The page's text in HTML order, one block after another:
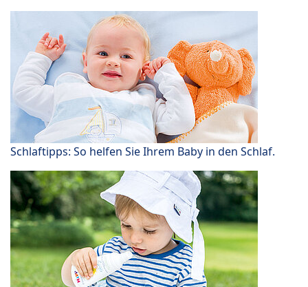
Schlaftipps: So helfen Sie Ihrem Baby in den Schlaf.